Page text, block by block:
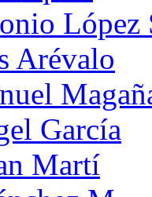
López
Arévalo
García
Martí